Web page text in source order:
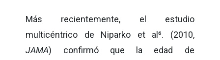
Más recientemente, el estudio
multicéntrico de Niparko et al⁶. (2010,
JAMA) confirmó que la edad de